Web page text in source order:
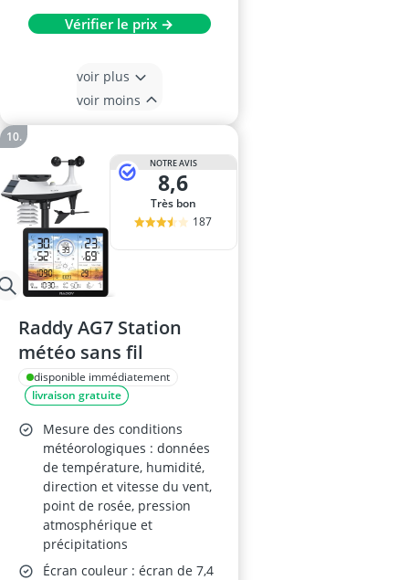
Vérifier le prix →
voir plus
voir moins
NOTRE AVIS
8,6
Très bon
187
Raddy AG7 Station
météo sans fil
disponible immédiatement
livraison gratuite
Mesure des conditions
météorologiques : données
de température, humidité,
direction et vitesse du vent,
point de rosée, pression
atmosphérique et
précipitations
Écran couleur : écran de 7,4